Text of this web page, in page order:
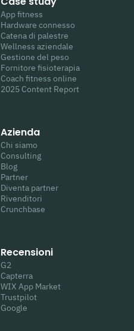
App fitness
Hardware connesso
Catena di palestre
Wellness aziendale
Gestione del peso
Fornitore fisioterapia
Coach fitness online
2025 Content Report
Azienda
Chi siamo
Consulting
Blog
Partner
Diventa partner
Rivenditori
Crunchbase
Recensioni
G2
Capterra
WIX App Market
Trustpilot
Google